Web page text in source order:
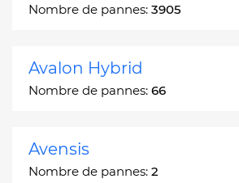
Nombre de pannes: 3905
Avalon Hybrid
Nombre de pannes: 66
Avensis
Nombre de pannes: 2